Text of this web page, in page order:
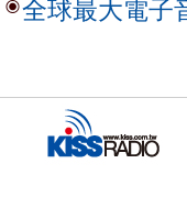
全球最大電子